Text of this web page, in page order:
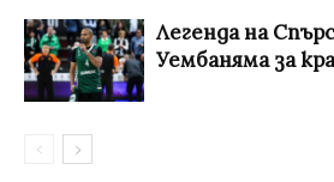
Легенда на
Уембаняма за